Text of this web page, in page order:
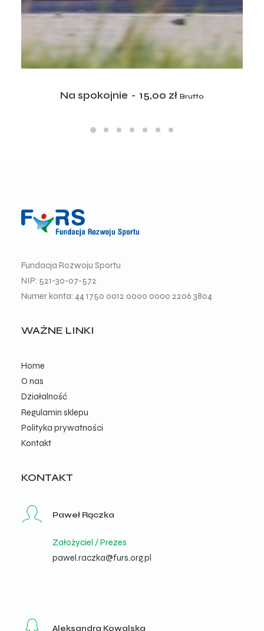
ADD TO CART
Na spokojnie 15,00 zł Brutto
Fundacja Rozwoju Sportu
NIP: 521-30-07-572
Numer konta: 44 1750 0012 0000 0000 2206 3804
WAŻNE LINKI
Home
O nas
Działalność
Regulamin sklepu
Polityka prywatności
Kontakt
KONTAKT
Paweł Rączka
Założyciel / Prezes
pawel.raczka@furs.org.pl
Aleksandra Kowalska